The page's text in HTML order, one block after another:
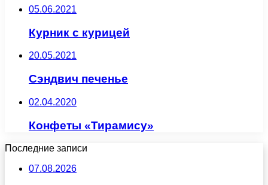
05.06.2021
Курник с курицей
20.05.2021
Сэндвич печенье
02.04.2020
Конфеты «Тирамису»
Последние записи
07.08.2026